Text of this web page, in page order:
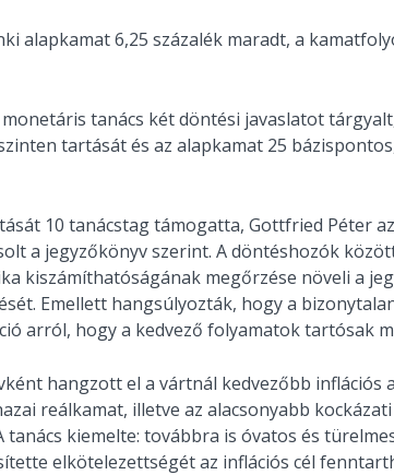
alapkamat 6,25 százalék maradt, a
tanács két döntési javaslatot
tartását és az alapkamat 25
10 tanácstag támogatta, Gottfried Péter
a jegyzőkönyv szerint. A döntéshozók
kiszámíthatóságának megőrzése növeli a
Emellett hangsúlyozták, hogy a
arról, hogy a kedvező folyamatok tartósak
hangzott el a vártnál kedvezőbb inflációs
reálkamat, illetve az alacsonyabb
kiemelte: továbbra is óvatos és
elkötelezettségét az inflációs cél